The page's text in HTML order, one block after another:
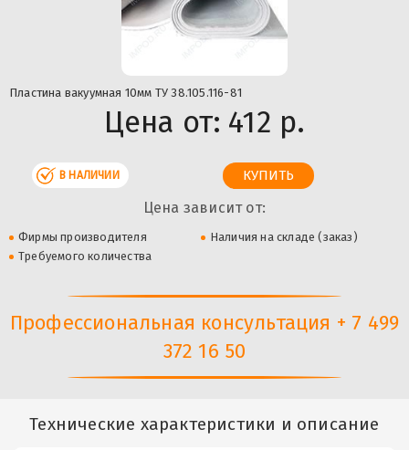
Пластина вакуумная 10мм ТУ 38.105.116-81
Цена от: 412 р.
В НАЛИЧИИ
Цена зависит от:
Фирмы производителя
Наличия на складе (заказ)
Требуемого количества
Профессиональная консультация + 7 499
372 16 50
Технические характеристики и описание